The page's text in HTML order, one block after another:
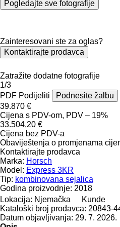
Pogledajte sve fotografije
Zainteresovani ste za oglas?
Kontaktirajte prodavca
Zatražite dodatne fotografije
1/3
PDF Podijeliti Podnesite žalbu
39.870 €
Cijena s PDV-om, PDV – 19%
33.504,20 €
Cijena bez PDV-a
Obaviještenja o promjenama
Kontaktirajte prodavca
Marka: Horsch
Model: Express 3KR
Tip: kombinovana sejalica
Godina proizvodnje: 2018
Lokacija: Njemačka
Kunde
Kataloški broj prodavca: 20843-
Datum objavljivanja: 29. 7. 2026.